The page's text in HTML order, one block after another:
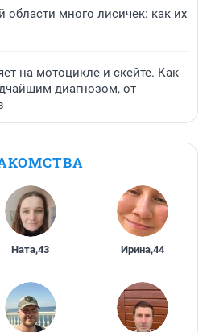
области много лисичек: как их
на мотоцикле и скейте. Как
диагнозом, от
Ната,43 Ирина,44